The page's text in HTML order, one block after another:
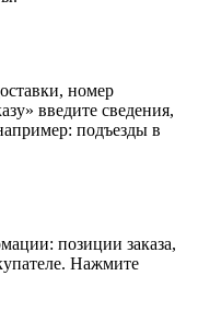
номер
введите сведения,
подъезды в
позиции заказа,
Нажмите